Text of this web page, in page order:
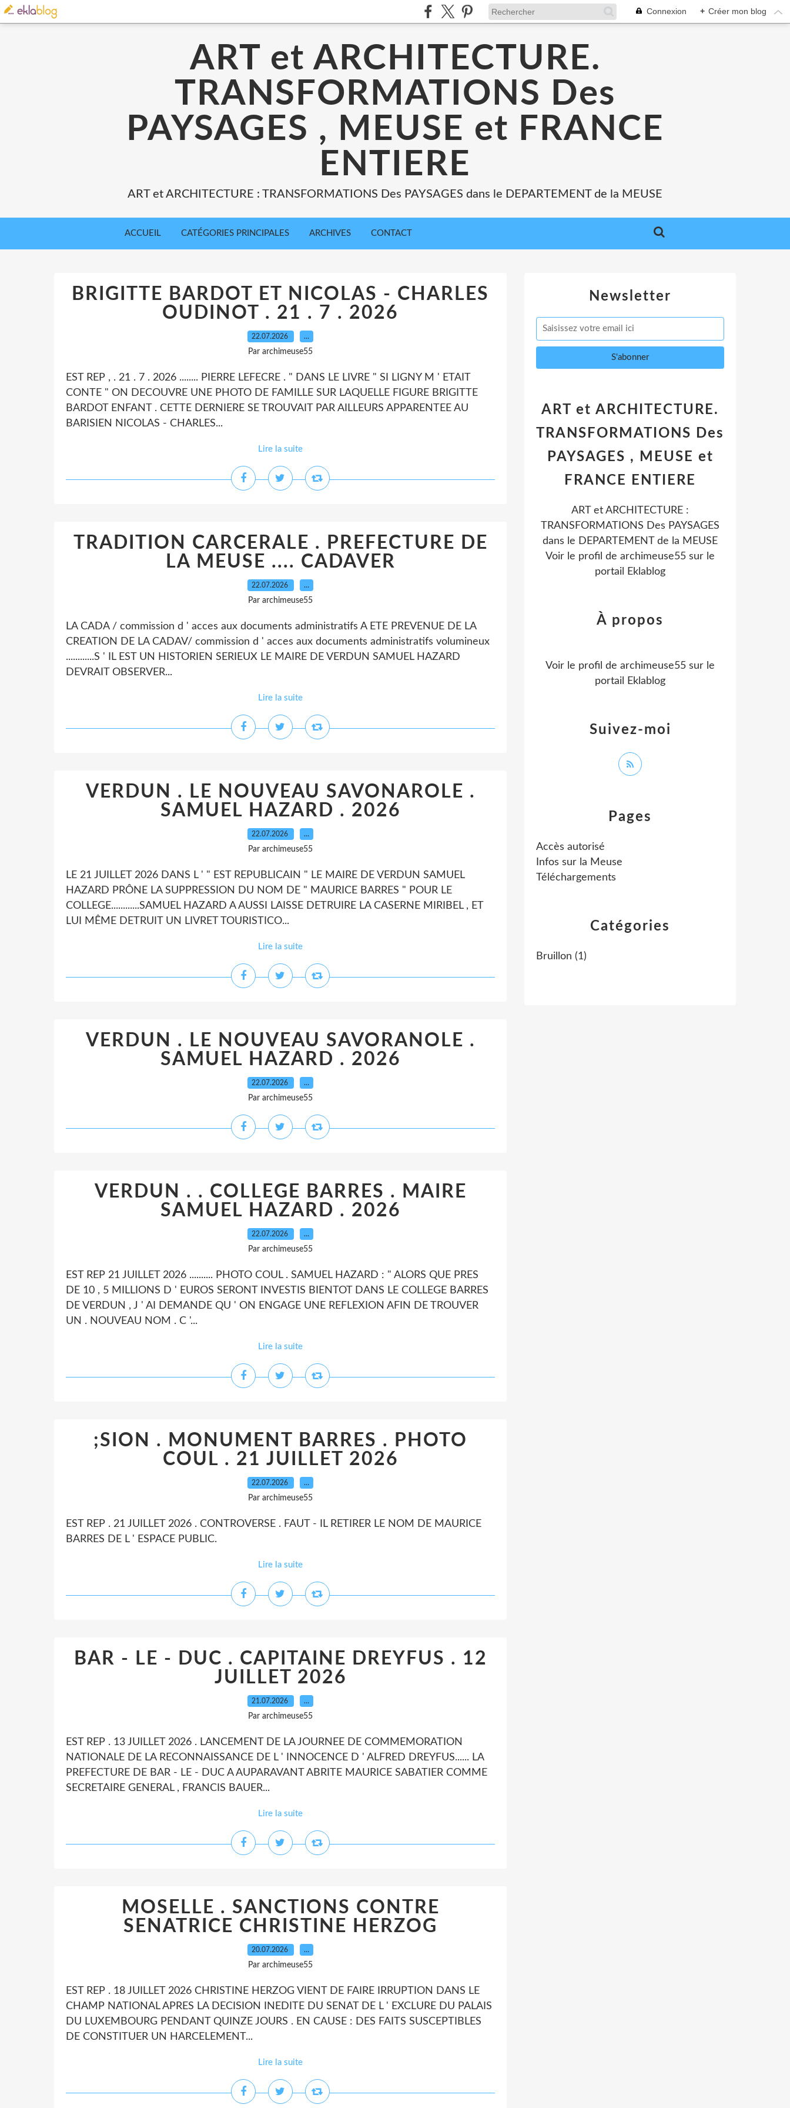
Connexion + Créer mon blog
ART et ARCHITECTURE.
TRANSFORMATIONS Des
PAYSAGES , MEUSE et FRANCE
ENTIERE
ART et ARCHITECTURE : TRANSFORMATIONS Des PAYSAGES dans le DEPARTEMENT de la MEUSE
ACCUEIL CATÉGORIES PRINCIPALES ARCHIVES CONTACT
BRIGITTE BARDOT ET NICOLAS - CHARLES
OUDINOT . 21 . 7 . 2026
22.07.2026 …
Par archimeuse55
EST REP , . 21 . 7 . 2026 ........ PIERRE LEFECRE . " DANS LE LIVRE " SI LIGNY M ' ETAIT
CONTE " ON DECOUVRE UNE PHOTO DE FAMILLE SUR LAQUELLE FIGURE BRIGITTE
BARDOT ENFANT . CETTE DERNIERE SE TROUVAIT PAR AILLEURS APPARENTEE AU
BARISIEN NICOLAS - CHARLES...
Lire la suite
TRADITION CARCERALE . PREFECTURE DE
LA MEUSE .... CADAVER
22.07.2026 …
Par archimeuse55
LA CADA / commission d ' acces aux documents administratifs A ETE PREVENUE DE LA
CREATION DE LA CADAV/ commission d ' acces aux documents administratifs volumineux
............S ' IL EST UN HISTORIEN SERIEUX LE MAIRE DE VERDUN SAMUEL HAZARD
DEVRAIT OBSERVER...
Lire la suite
VERDUN . LE NOUVEAU SAVONAROLE .
SAMUEL HAZARD . 2026
22.07.2026 …
Par archimeuse55
LE 21 JUILLET 2026 DANS L ' " EST REPUBLICAIN " LE MAIRE DE VERDUN SAMUEL
HAZARD PRÔNE LA SUPPRESSION DU NOM DE " MAURICE BARRES " POUR LE
COLLEGE............SAMUEL HAZARD A AUSSI LAISSE DETRUIRE LA CASERNE MIRIBEL , ET
LUI MÊME DETRUIT UN LIVRET TOURISTICO...
Lire la suite
VERDUN . LE NOUVEAU SAVORANOLE .
SAMUEL HAZARD . 2026
22.07.2026 …
Par archimeuse55
VERDUN . . COLLEGE BARRES . MAIRE
SAMUEL HAZARD . 2026
22.07.2026 …
Par archimeuse55
EST REP 21 JUILLET 2026 .......... PHOTO COUL . SAMUEL HAZARD : " ALORS QUE PRES
DE 10 , 5 MILLIONS D ' EUROS SERONT INVESTIS BIENTOT DANS LE COLLEGE BARRES
DE VERDUN , J ' AI DEMANDE QU ' ON ENGAGE UNE REFLEXION AFIN DE TROUVER
UN . NOUVEAU NOM . C '...
Lire la suite
;SION . MONUMENT BARRES . PHOTO
COUL . 21 JUILLET 2026
22.07.2026 …
Par archimeuse55
EST REP . 21 JUILLET 2026 . CONTROVERSE . FAUT - IL RETIRER LE NOM DE MAURICE
BARRES DE L ' ESPACE PUBLIC.
Lire la suite
BAR - LE - DUC . CAPITAINE DREYFUS . 12
JUILLET 2026
21.07.2026 …
Par archimeuse55
EST REP . 13 JUILLET 2026 . LANCEMENT DE LA JOURNEE DE COMMEMORATION
NATIONALE DE LA RECONNAISSANCE DE L ' INNOCENCE D ' ALFRED DREYFUS...... LA
PREFECTURE DE BAR - LE - DUC A AUPARAVANT ABRITE MAURICE SABATIER COMME
SECRETAIRE GENERAL , FRANCIS BAUER...
Lire la suite
MOSELLE . SANCTIONS CONTRE
SENATRICE CHRISTINE HERZOG
20.07.2026 …
Par archimeuse55
EST REP . 18 JUILLET 2026 CHRISTINE HERZOG VIENT DE FAIRE IRRUPTION DANS LE
CHAMP NATIONAL APRES LA DECISION INEDITE DU SENAT DE L ' EXCLURE DU PALAIS
DU LUXEMBOURG PENDANT QUINZE JOURS . EN CAUSE : DES FAITS SUSCEPTIBLES
DE CONSTITUER UN HARCELEMENT...
Lire la suite
Newsletter
Catégories
Bruillon (1)
Pages
Accès autorisé
Infos sur la Meuse
Téléchargements
ART et ARCHITECTURE.
TRANSFORMATIONS Des
PAYSAGES , MEUSE et
FRANCE ENTIERE
ART et ARCHITECTURE :
TRANSFORMATIONS Des PAYSAGES
dans le DEPARTEMENT de la MEUSE
Voir le profil de archimeuse55 sur le
portail Eklablog
Suivez-moi
À propos
Voir le profil de archimeuse55 sur le
portail Eklablog